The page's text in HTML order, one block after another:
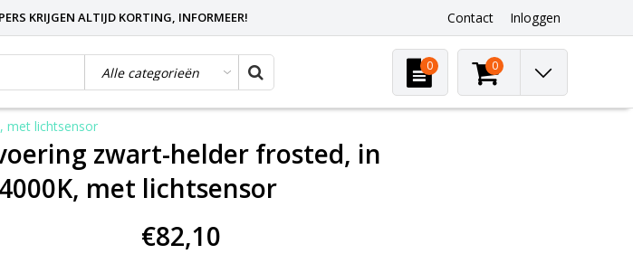
KRIJGEN ALTIJD KORTING, INFORMEER! Contact Inloggen
0 0
met lichtsensor
zwart-helder frosted, in
met lichtsensor
€82,10